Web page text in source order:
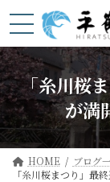
ン
ン
ツ
へ
ス
キ
ッ
プ
ビ
ー
シ
ョ
ン
に
移
動
「糸川桜
が満
HOME ブログ
「糸川桜まつり」最